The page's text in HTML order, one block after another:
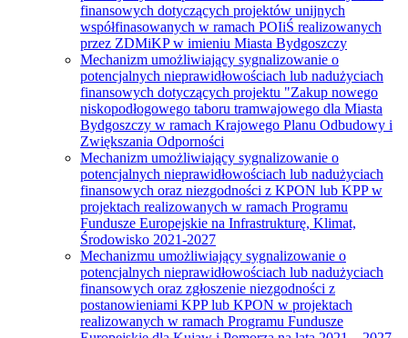
finansowych dotyczących projektów unijnych
współfinasowanych w ramach POIiŚ realizowanych
przez ZDMiKP w imieniu Miasta Bydgoszczy
Mechanizm umożliwiający sygnalizowanie o
potencjalnych nieprawidłowościach lub nadużyciach
finansowych dotyczących projektu "Zakup nowego
niskopodłogowego taboru tramwajowego dla Miasta
Bydgoszczy w ramach Krajowego Planu Odbudowy i
Zwiększania Odporności
Mechanizm umożliwiający sygnalizowanie o
potencjalnych nieprawidłowościach lub nadużyciach
finansowych oraz niezgodności z KPON lub KPP w
projektach realizowanych w ramach Programu
Fundusze Europejskie na Infrastrukturę, Klimat,
Środowisko 2021-2027
Mechanizmu umożliwiający sygnalizowanie o
potencjalnych nieprawidłowościach lub nadużyciach
finansowych oraz zgłoszenie niezgodności z
postanowieniami KPP lub KPON w projektach
realizowanych w ramach Programu Fundusze